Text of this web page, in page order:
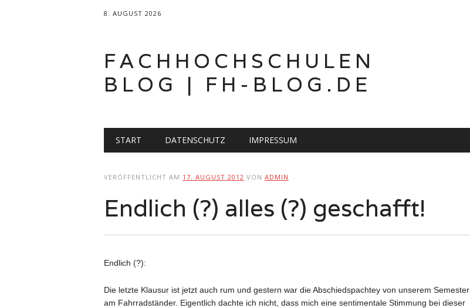
8. AUGUST 2026
FACHHOCHSCHULEN
BLOG | FH-BLOG.DE
Hauptmenü
START DATENSCHUTZ IMPRESSUM
VERÖFFENTLICHT AM 17. AUGUST 2012 VON ADMIN
Endlich (?) alles (?) geschafft!
Endlich (?):
Die letzte Klausur ist jetzt auch rum und gestern war die Abschiedspachtey von unserem Semester
am Fahrradständer. Eigentlich dachte ich nicht, dass mich eine sentimentale Stimmung bei dieser